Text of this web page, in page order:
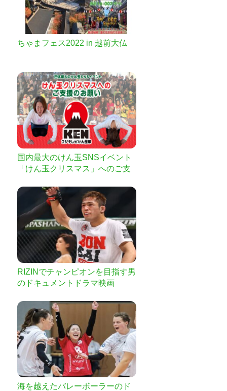
ちゃまフェス2022 in 越前大仏
国内最大のけん玉SNSイベント
「けん玉クリスマス」へのご支
RIZINでチャンピオンを目指す男
のドキュメントドラマ映画
海を越えたバレーボーラーのド